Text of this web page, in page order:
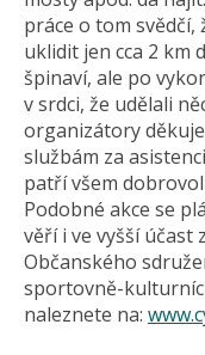
práce o tom svědčí,
uklidit jen cca 2 km
špinaví, ale po
v srdci, že udělali
organizátory
službám za
patří všem
Podobné akce se
věří i ve vyšší účast
Občanského
sportovně-
naleznete na: